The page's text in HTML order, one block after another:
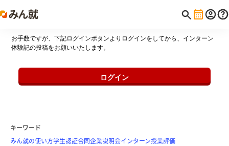
お手数ですが、下記ログインボタンよりログインをしてから、インターン
体験記の投稿をお願いいたします。
ログイン
キーワード
みん就の使い方学生認証合同企業説明会インターン授業評価